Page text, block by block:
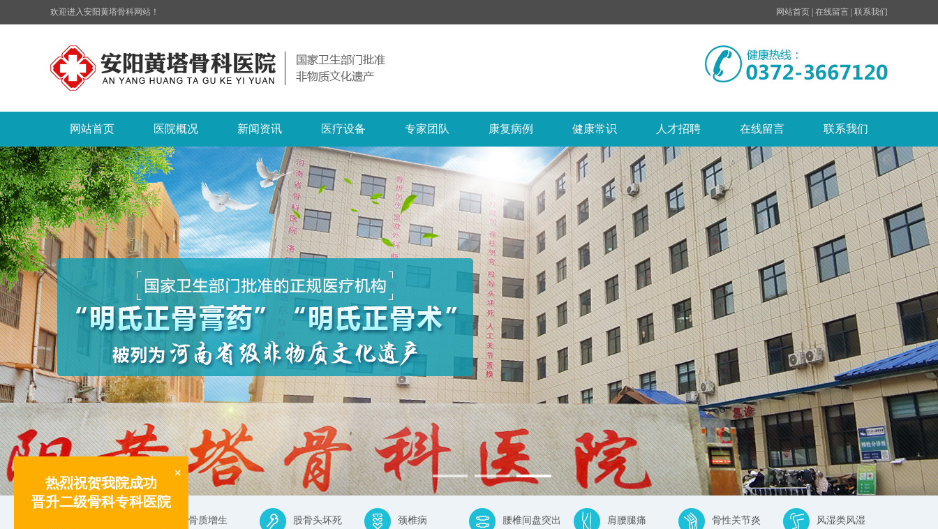
热烈祝贺我院成功
晋升二级骨科专科医院
×
欢迎进入安阳黄塔骨科网站！ 网站首页 在线留言 联系我们
网站首页 医院概况 新闻资讯 医疗设备 专家团队 康复病例 健康常识 人才招聘 在线留言 联系我们
骨质增生 股骨头坏死 颈椎病 腰椎间盘突出 肩腰腿痛 骨性关节炎 风湿类风湿